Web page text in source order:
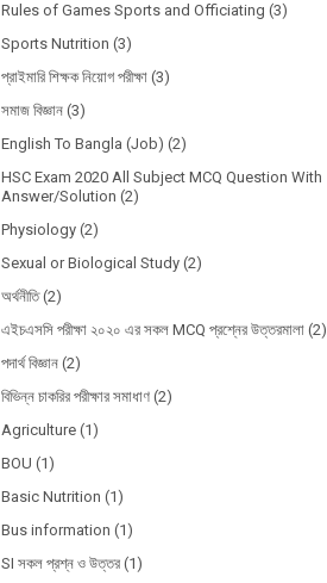
Rules of Games Sports and Officiating (3)
Sports Nutrition (3)
প্রাইমারি শিক্ষক নিয়োগ পরীক্ষা (3)
সমাজ বিজ্ঞান (3)
English To Bangla (Job) (2)
HSC Exam 2020 All Subject MCQ Question With
Answer/Solution (2)
Physiology (2)
Sexual or Biological Study (2)
অর্থনীতি (2)
এইচএসসি পরীক্ষা ২০২০ এর সকল MCQ প্রশ্নের উত্তরমালা (2)
পদার্থ বিজ্ঞান (2)
বিভিন্ন চাকরির পরীক্ষার সমাধাণ (2)
Agriculture (1)
BOU (1)
Basic Nutrition (1)
Bus information (1)
SI সকল প্রশ্ন ও উত্তর (1)